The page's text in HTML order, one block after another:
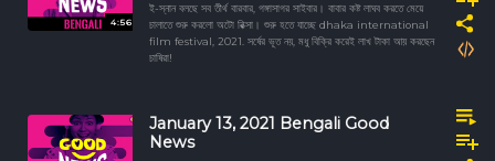
4:56
ই-স্নান বলছে সব তীর্থ বারবার, গঙ্গাসাগর সাইবার। বাবার কষ্ট লাঘব করতে মেয়ে
চালাতে শুরু করলো অটো রিক্সা। শুরু হতে যাচ্ছে dhaka international
film festival, 2021. সর্ষের ভূত নয়, মধু বিক্রি করেই লাখ টাকা আয় করছেন
চাষিরা!
January 13, 2021 Bengali Good
News